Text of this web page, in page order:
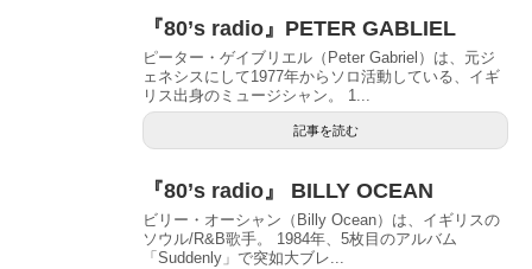
『80’s radio』PETER GABLIEL
ピーター・ゲイブリエル（Peter Gabriel）は、元ジ
ェネシスにして1977年からソロ活動している、イギ
リス出身のミュージシャン。 1...
記事を読む
『80’s radio』 BILLY OCEAN
ビリー・オーシャン（Billy Ocean）は、イギリスの
ソウル/R&B歌手。 1984年、5枚目のアルバム
「Suddenly」で突如大ブレ...